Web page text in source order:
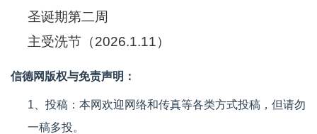
圣诞期第二周
主受洗节（2026.1.11）
信德网版权与免责声明：
1、投稿：本网欢迎网络和传真等各类方式投稿，但请勿
一稿多投。